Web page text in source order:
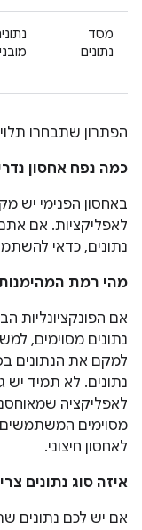
מסד
נתונים
הפתרון שתבחרו
כמה נפח אחסון
באחסון הפנימי יש
לאפליקציות. אם
נתונים, כדאי
מהי רמת
אם הפונקציונליות
נתונים מסוימים,
למקם את הנתונים
נתונים. לא תמיד יש
לאפליקציה
מסוימים המשתמשים
לאחסון חיצוני.
איזה סוג נתונים
אם יש לכם נתונים